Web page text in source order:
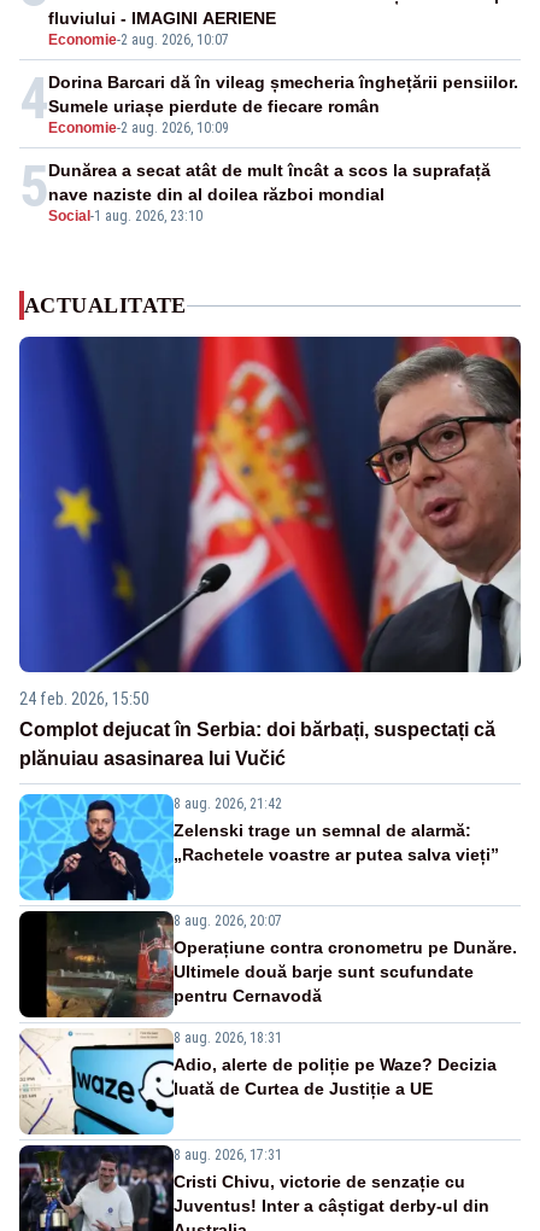
Economie-2 aug. 2026, 10:07
fluviului - IMAGINI AERIENE
4 Economie-2 aug. 2026, 10:09
Dorina Barcari dă în vileag șmecheria înghețării pensiilor.
Sumele uriașe pierdute de fiecare român
5Social -1 aug. 2026, 23:10
Dunărea a secat atât de mult încât a scos la suprafață
nave naziste din al doilea război mondial
ACTUALITATE
24 feb. 2026, 15:50
Complot dejucat în Serbia: doi bărbați, suspectați că
plănuiau asasinarea lui Vučić
8 aug. 2026, 21:42
Zelenski trage un semnal de alarmă:
„Rachetele voastre ar putea salva vieți”
8 aug. 2026, 20:07
Operațiune contra cronometru pe Dunăre.
Ultimele două barje sunt scufundate
pentru Cernavodă
8 aug. 2026, 18:31
Adio, alerte de poliție pe Waze? Decizia
luată de Curtea de Justiție a UE
8 aug. 2026, 17:31
Cristi Chivu, victorie de senzație cu
Juventus! Inter a câștigat derby-ul din